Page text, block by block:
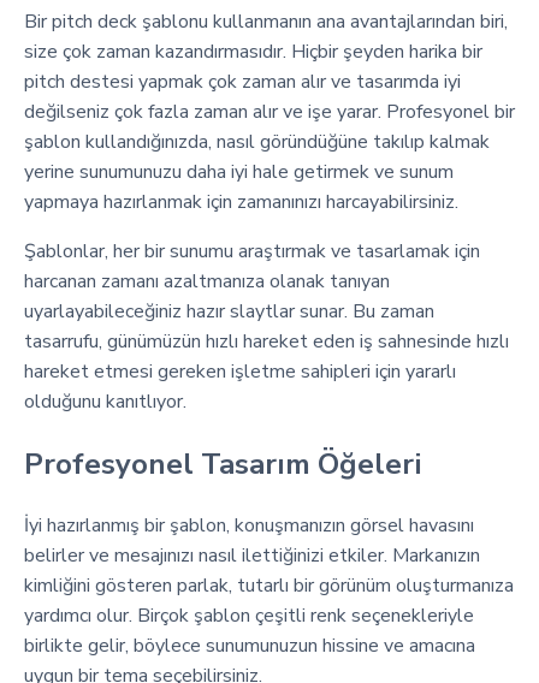
Bir pitch deck şablonu kullanmanın ana avantajlarından biri,
size çok zaman kazandırmasıdır. Hiçbir şeyden harika bir
pitch destesi yapmak çok zaman alır ve tasarımda iyi
değilseniz çok fazla zaman alır ve işe yarar. Profesyonel bir
şablon kullandığınızda, nasıl göründüğüne takılıp kalmak
yerine sunumunuzu daha iyi hale getirmek ve sunum
yapmaya hazırlanmak için zamanınızı harcayabilirsiniz.
Şablonlar, her bir sunumu araştırmak ve tasarlamak için
harcanan zamanı azaltmanıza olanak tanıyan
uyarlayabileceğiniz hazır slaytlar sunar. Bu zaman
tasarrufu, günümüzün hızlı hareket eden iş sahnesinde hızlı
hareket etmesi gereken işletme sahipleri için yararlı
olduğunu kanıtlıyor.
Profesyonel Tasarım Öğeleri
İyi hazırlanmış bir şablon, konuşmanızın görsel havasını
belirler ve mesajınızı nasıl ilettiğinizi etkiler. Markanızın
kimliğini gösteren parlak, tutarlı bir görünüm oluşturmanıza
yardımcı olur. Birçok şablon çeşitli renk seçenekleriyle
birlikte gelir, böylece sunumunuzun hissine ve amacına
uygun bir tema seçebilirsiniz.